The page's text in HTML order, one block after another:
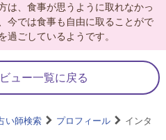
は、食事が思うように取れなかっ
今では食事も自由に取ることがで
過ごしているようです。
ュー一覧に戻る
い師検索 プロフィール
インタ